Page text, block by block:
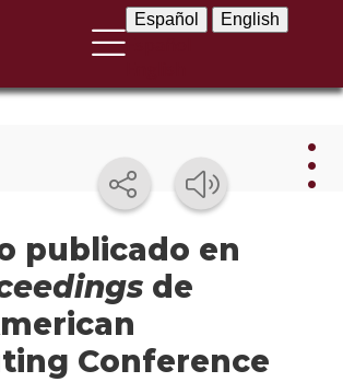
Español English
publicado en
de
Conference